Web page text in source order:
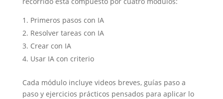
Primeros pasos con IA
Resolver tareas con IA
Crear con IA
Usar IA con criterio
Cada módulo incluye videos breves, guías paso a
paso y ejercicios prácticos pensados para aplicar lo